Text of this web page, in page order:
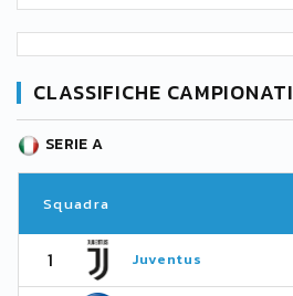
CLASSIFICHE CAMPIONATI
SERIE A
Squadra
1 Juventus